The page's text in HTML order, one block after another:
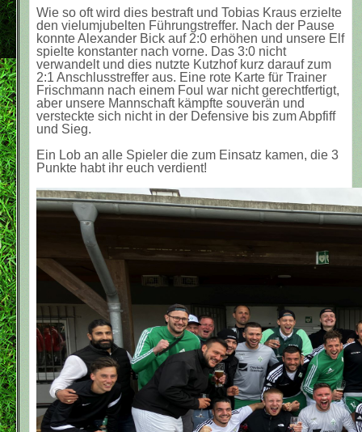
Wie so oft wird dies bestraft und Tobias Kraus erzielte
den vielumjubelten Führungstreffer. Nach der Pause
konnte Alexander Bick auf 2:0 erhöhen und unsere Elf
spielte konstanter nach vorne. Das 3:0 nicht
verwandelt und dies nutzte Kutzhof kurz darauf zum
2:1 Anschlusstreffer aus. Eine rote Karte für Trainer
Frischmann nach einem Foul war nicht gerechtfertigt,
aber unsere Mannschaft kämpfte souverän und
versteckte sich nicht in der Defensive bis zum Abpfiff
und Sieg.
Ein Lob an alle Spieler die zum Einsatz kamen, die 3
Punkte habt ihr euch verdient!